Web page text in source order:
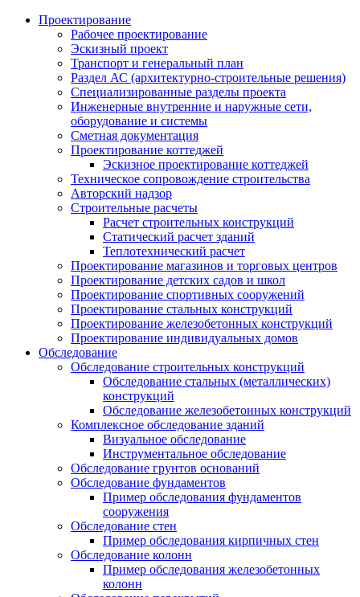
Проектирование
Рабочее проектирование
Эскизный проект
Транспорт и генеральный план
Раздел АС (архитектурно-строительные решения)
Специализированные разделы проекта
Инженерные внутренние и наружные сети,
оборудование и системы
Сметная документация
Проектирование коттеджей
Эскизное проектирование коттеджей
Техническое сопровождение строительства
Авторский надзор
Строительные расчеты
Расчет строительных конструкций
Статический расчет зданий
Теплотехнический расчет
Проектирование магазинов и торговых центров
Проектирование детских садов и школ
Проектирование спортивных сооружений
Проектирование стальных конструкций
Проектирование железобетонных конструкций
Проектирование индивидуальных домов
Обследование
Обследование строительных конструкций
Обследование стальных (металлических)
конструкций
Обследование железобетонных конструкций
Комплексное обследование зданий
Визуальное обследование
Инструментальное обследование
Обследование грунтов оснований
Обследование фундаментов
Пример обследования фундаментов
сооружения
Обследование стен
Пример обследования кирпичных стен
Обследование колонн
Пример обследования железобетонных
колонн